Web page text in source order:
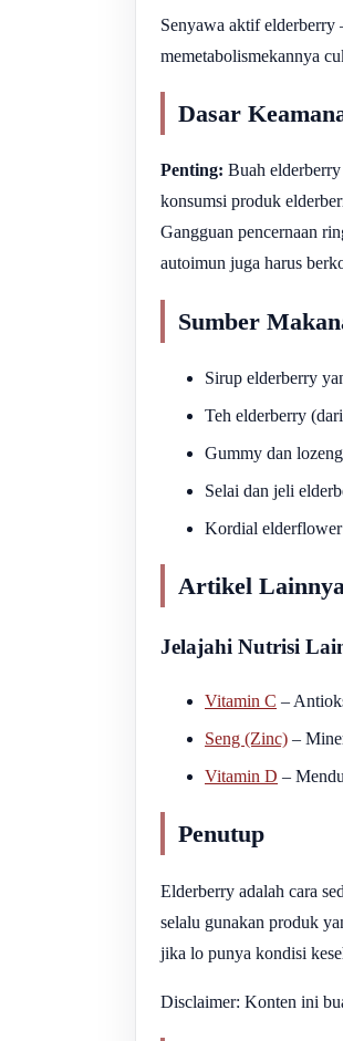
Senyawa aktif
memetabolismekannya
Dasar
Penting: Buah
konsumsi produk
Gangguan pencernaan
autoimun juga harus
Sumber
Sirup elderberry
Teh elderberry
Gummy dan
Selai dan jeli
Kordial
Artikel
Jelajahi Nutrisi
Vitamin C –
Seng (Zinc) –
Vitamin D –
Penutup
Elderberry adalah cara
selalu gunakan produk
jika lo punya kondisi
Disclaimer: Konten ini